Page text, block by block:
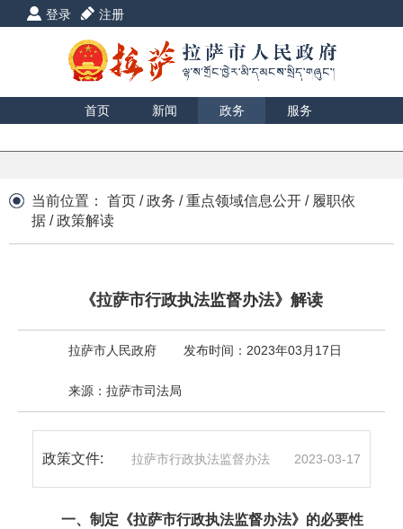
登录 注册
首页 新闻 政务
服务
当前位置： 首页 /政务 /重点领域信息公开 / 履职依
据 /政策解读
《拉萨市行政执法监督办法》解读
拉萨市人民政府 发布时间：2023年03月17日
来源：拉萨市司法局
政策文件: 2023-03-17
拉萨市行政执法监督办法
一、制定《拉萨市行政执法监督办法》的必要性